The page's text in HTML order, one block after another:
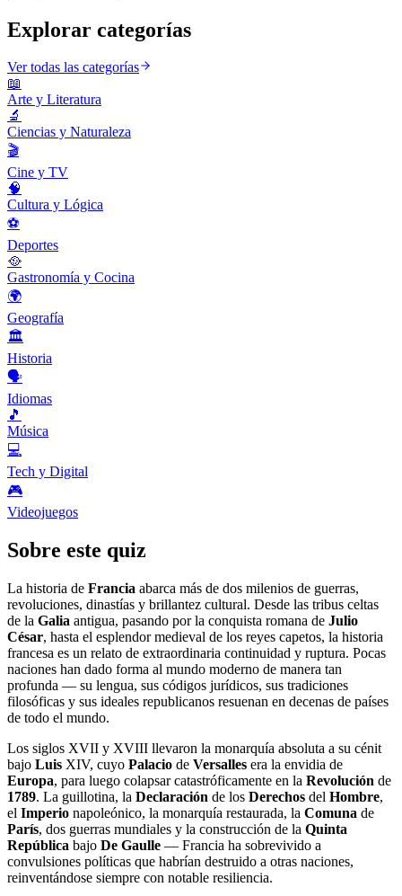
Explorar categorías
Ver todas las categorías
📖
Arte y Literatura
🔬
Ciencias y Naturaleza
🎬
Cine y TV
🧠
Cultura y Lógica
⚽
Deportes
🥘
Gastronomía y Cocina
🌍
Geografía
🏛️
Historia
🗣️
Idiomas
🎵
Música
💻
Tech y Digital
🎮
Videojuegos
Sobre este quiz
La historia de Francia abarca más de dos milenios de guerras,
revoluciones, dinastías y brillantez cultural. Desde las tribus celtas
de la Galia antigua, pasando por la conquista romana de Julio
César, hasta el esplendor medieval de los reyes capetos, la historia
francesa es un relato de extraordinaria continuidad y ruptura. Pocas
naciones han dado forma al mundo moderno de manera tan
profunda — su lengua, sus códigos jurídicos, sus tradiciones
filosóficas y sus ideales republicanos resuenan en decenas de países
de todo el mundo.
Los siglos XVII y XVIII llevaron la monarquía absoluta a su cénit
bajo Luis XIV, cuyo Palacio de Versalles era la envidia de
Europa, para luego colapsar catastróficamente en la Revolución de
1789. La guillotina, la Declaración de los Derechos del Hombre,
el Imperio napoleónico, la monarquía restaurada, la Comuna de
París, dos guerras mundiales y la construcción de la Quinta
República bajo De Gaulle — Francia ha sobrevivido a
convulsiones políticas que habrían destruido a otras naciones,
reinventándose siempre con notable resiliencia.